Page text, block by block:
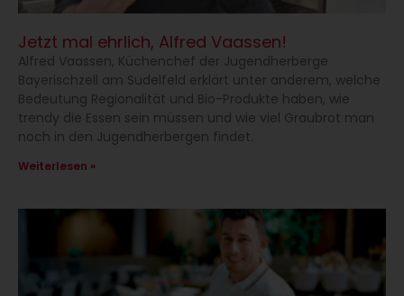
Jetzt mal ehrlich, Alfred Vaassen!
Alfred Vaassen, Küchenchef der Jugendherberge
Bayerischzell am Sudelfeld erklärt unter anderem, welche
Bedeutung Regionalität und Bio-Produkte haben, wie
trendy die Essen sein müssen und wie viel Graubrot man
noch in den Jugendherbergen findet.
Weiterlesen »